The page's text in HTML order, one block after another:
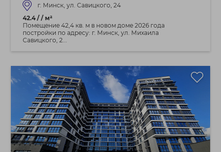
г. Минск, ул. Савицкого, 24
42.4 / / м²
Помещение 42,4 кв. м в новом доме 2026 года
постройки по адресу: г. Минск, ул. Михаила
Савицкого, 2...